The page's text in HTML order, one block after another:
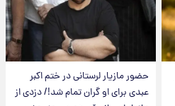
حضور مازیار لرستانی در ختم اکبر
عبدی برای او گران تمام شد!/ دزدی از